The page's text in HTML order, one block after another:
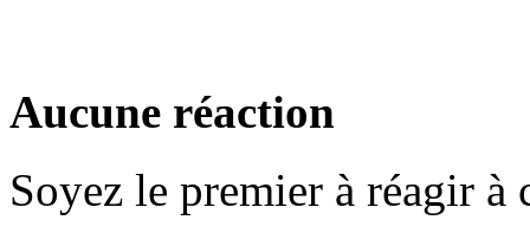
Aucune réaction
Soyez le premier à réagir à